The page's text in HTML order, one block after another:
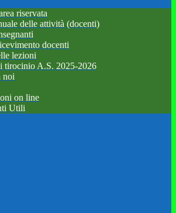
riservata
delle attività (docenti)
docenti
lezioni
tirocinio A.S. 2025-2026
noi
on line
Utili